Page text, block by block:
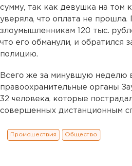
сумму, так как девушка на том
уверяла, что оплата не прошла.
злоумышленникам 120 тыс.
что его обманули, и обратился
полицию.
Всего же за минувшую неделю
правоохранительные органы
32 человека, которые
совершенных дистанционным
Происшествия Общество